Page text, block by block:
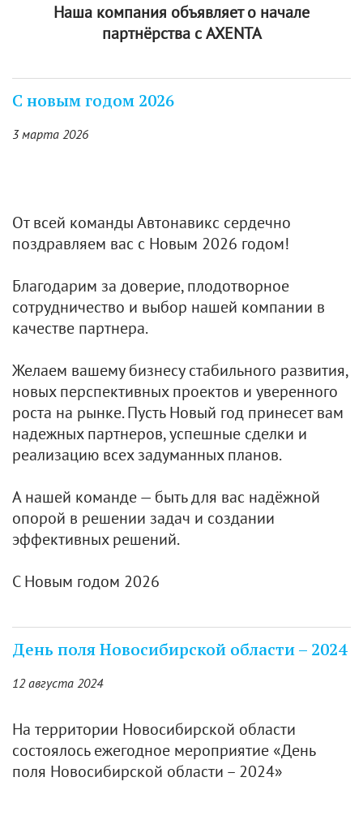
Наша компания объявляет о начале
партнёрства с AXENTA
С новым годом 2026
3 марта 2026
От всей команды Автонавикс сердечно
поздравляем вас с Новым 2026 годом!
Благодарим за доверие, плодотворное
сотрудничество и выбор нашей компании в
качестве партнера.
Желаем вашему бизнесу стабильного развития,
новых перспективных проектов и уверенного
роста на рынке. Пусть Новый год принесет вам
надежных партнеров, успешные сделки и
реализацию всех задуманных планов.
А нашей команде — быть для вас надёжной
опорой в решении задач и создании
эффективных решений.
С Новым годом 2026
День поля Новосибирской области – 2024
12 августа 2024
На территории Новосибирской области
состоялось ежегодное мероприятие «День
поля Новосибирской области – 2024»